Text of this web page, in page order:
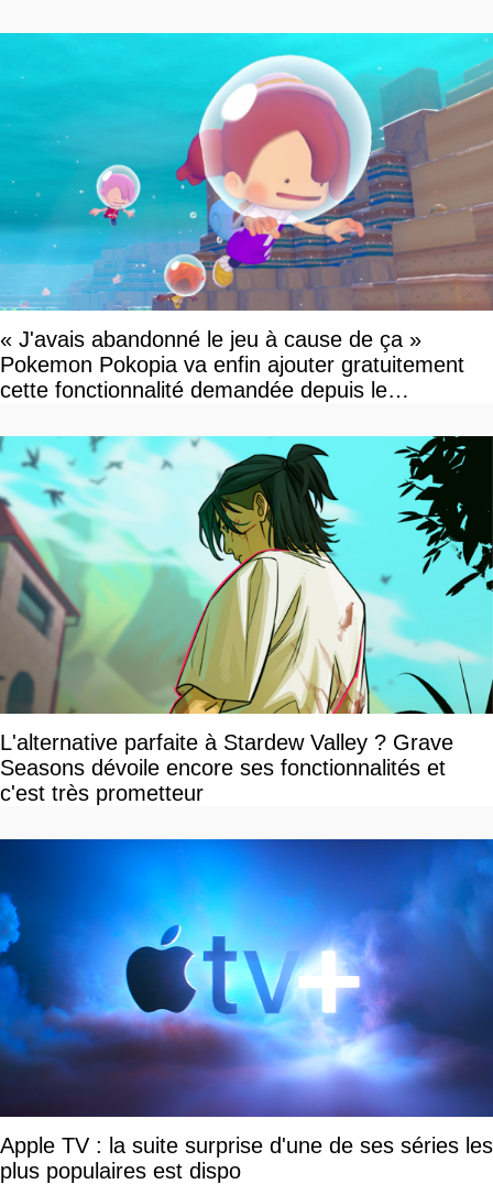
« J'avais abandonné le jeu à cause de ça »
Pokemon Pokopia va enfin ajouter gratuitement
cette fonctionnalité demandée depuis le
L'alternative parfaite à Stardew Valley ? Grave
Seasons dévoile encore ses fonctionnalités et
c'est très prometteur
Apple TV : la suite surprise d'une de ses séries les
plus populaires est dispo